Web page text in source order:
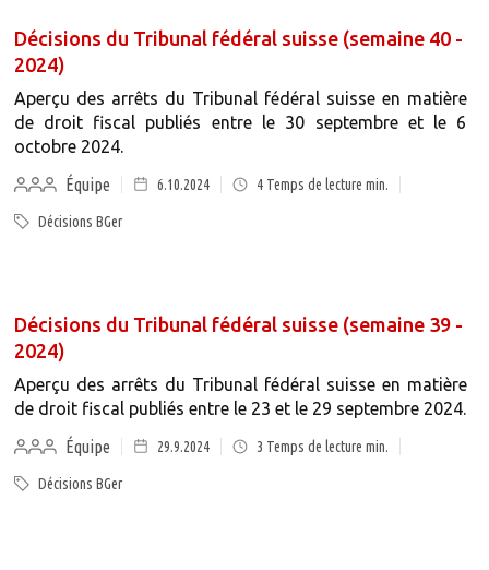
Décisions du Tribunal fédéral suisse (semaine 40 -
2024)
Aperçu des arrêts du Tribunal fédéral suisse en matière
de droit fiscal publiés entre le 30 septembre et le 6
octobre 2024.
Équipe
6.10.2024 4Temps de lecture min.
Décisions BGer
Décisions du Tribunal fédéral suisse (semaine 39 -
2024)
Aperçu des arrêts du Tribunal fédéral suisse en matière
de droit fiscal publiés entre le 23 et le 29 septembre 2024.
Équipe
29.9.2024 3 Temps de lecture min.
Décisions BGer